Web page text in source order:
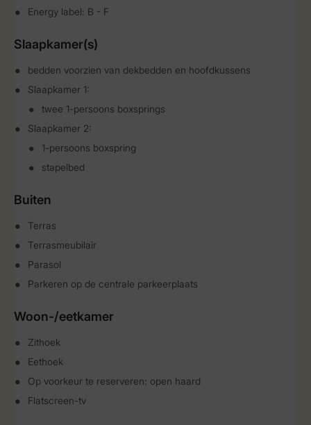
Energy label: B - F
Slaapkamer(s)
bedden voorzien van dekbedden en hoofdkussens
Slaapkamer 1:
twee 1-persoons boxsprings
Slaapkamer 2:
1-persoons boxspring
stapelbed
Buiten
Terras
Terrasmeubilair
Parasol
Parkeren op de centrale parkeerplaats
Woon-/eetkamer
Zithoek
Eethoek
Op voorkeur te reserveren: open haard
Flatscreen-tv